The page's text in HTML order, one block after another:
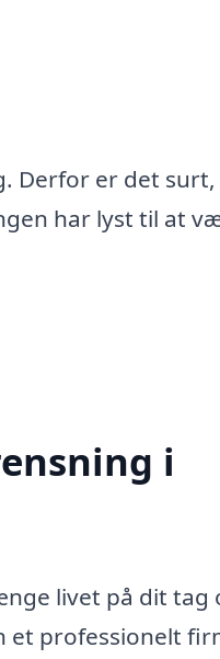
Derfor er det
har lyst til at
i
livet på dit tag
et professionelt